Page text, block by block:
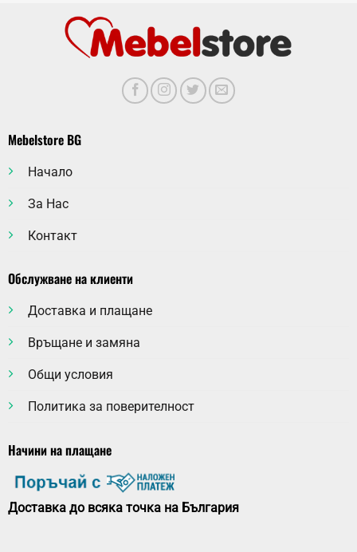
Mebelstore BG
Начало
За Нас
Контакт
Обслужване на клиенти
Доставка и плащане
Връщане и замяна
Общи условия
Политика за поверителност
Начини на плащане
Доставка до всяка точка на България